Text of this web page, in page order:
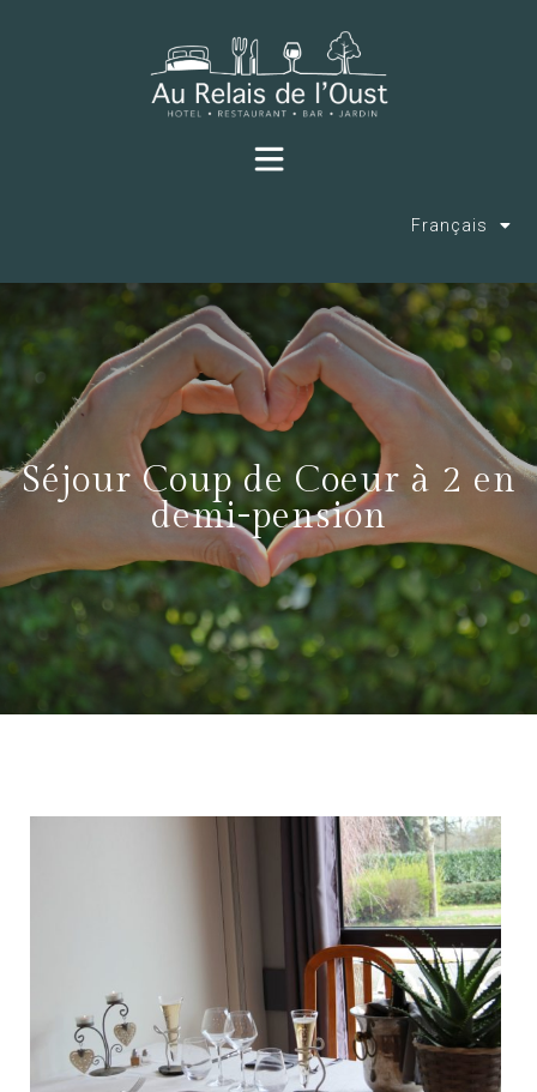
Français
Séjour Coup de Coeur à 2 en
demi-pension